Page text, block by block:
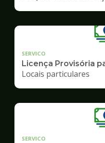
SERVICO
Licença Provisória
Locais particulares
SERVICO